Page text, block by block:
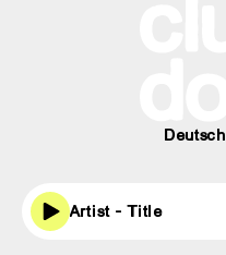
Deutsch
Artist - Title